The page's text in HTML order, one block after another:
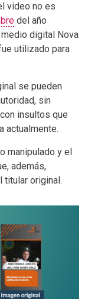
video no es
del año
digital Nova
utilizado para
se pueden
sin
insultos que
actualmente.
manipulado y el
además,
titular original.